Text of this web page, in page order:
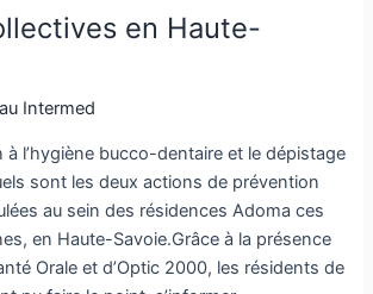
en Haute-
Intermed
à l’hygiène bucco-dentaire et le dépistage
sont les deux actions de prévention
au sein des résidences Adoma ces
en Haute-Savoie.Grâce à la présence
Orale et d’Optic 2000, les résidents de